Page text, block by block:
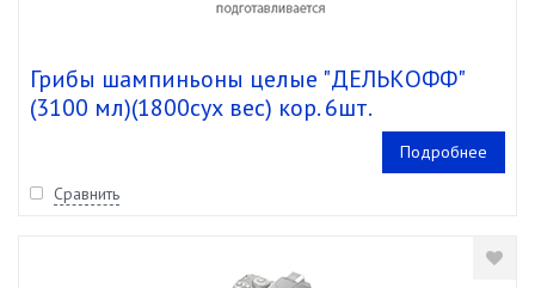
Грибы шампиньоны целые "ДЕЛЬКОФФ"
(3100 мл)(1800сух вес) кор. 6шт.
Подробнее
Сравнить